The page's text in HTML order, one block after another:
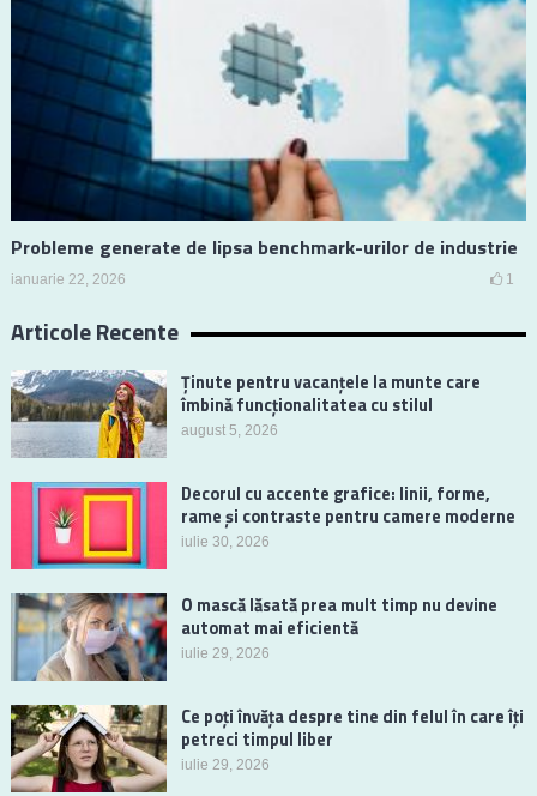
Probleme generate de lipsa benchmark-urilor de industrie
ianuarie 22, 2026 1
Articole Recente
Ținute pentru vacanțele la munte care
îmbină funcționalitatea cu stilul
august 5, 2026
Decorul cu accente grafice: linii, forme,
rame și contraste pentru camere moderne
iulie 30, 2026
O mască lăsată prea mult timp nu devine
automat mai eficientă
iulie 29, 2026
Ce poți învăța despre tine din felul în care îți
petreci timpul liber
iulie 29, 2026